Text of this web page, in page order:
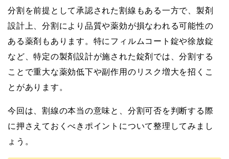
分割を前提として承認された割線もある一方で、製剤
設計上、分割により品質や薬効が損なわれる可能性の
ある薬剤もあります。特にフィルムコート錠や徐放錠
など、特定の製剤設計が施された錠剤では、分割する
ことで重大な薬効低下や副作用のリスク増大を招くこ
とがあります。
今回は、割線の本当の意味と、分割可否を判断する際
に押さえておくべきポイントについて整理してみまし
ょう。